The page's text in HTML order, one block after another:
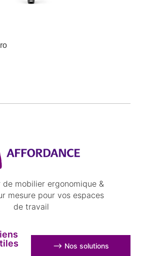
de mobilier ergonomique &
mesure pour vos espaces
de travail
⟶ Nos solutions